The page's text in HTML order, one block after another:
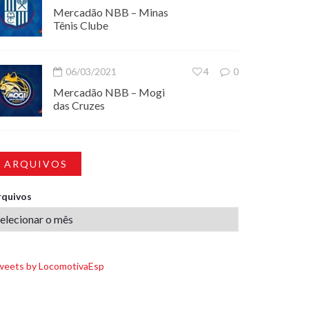
Mercadão NBB – Minas
Tênis Clube
06/03/2021 0
4
Mercadão NBB – Mogi
das Cruzes
ARQUIVOS
by LocomotivaEsp